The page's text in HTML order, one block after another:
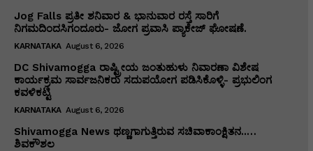
Jog Falls ಪ್ರತೀ ಶನಿವಾರ & ಭಾನುವಾರ ರಸ್ತೆ ಸಾರಿಗೆ
ನಿಗಮದಿಂದಸಿಗಂದೂರು- ಜೋಗ ಪ್ರವಾಸಿ ಪ್ಯಾಕೇಜ್ ಘೋಷಣೆ.
KARNATAKA August 6, 2026
DC Shivamogga ರಾಷ್ಟ್ರೀಯ ಜಂತುಹುಳು ನಿವಾರಣಾ ವಿಶೇಷ
ಕಾರ್ಯಕ್ರಮ ಸಾರ್ವಜನಿಕರು ಸದುಪಯೋಗ ಪಡಿಸಿಕೊಳ್ಳಿ- ಪ್ರಭುಲಿಂಗ
ಕವಳಿಕಟ್ಟಿ
KARNATAKA August 6, 2026
Shivamogga News ಥಣ್ಣಗಾಗುತ್ತಿರುವ ಸಚಿವಾಕಾಂಕ್ಷಿತನ..…
ಶಿವಕೌಶಲ